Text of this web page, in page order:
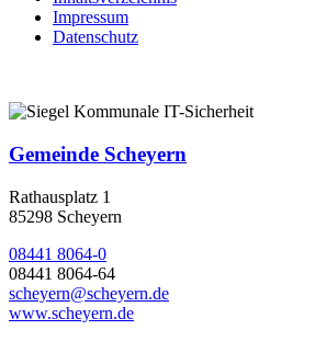
Impressum
Datenschutz
Gemeinde Scheyern
Rathausplatz 1
85298 Scheyern
08441 8064-0
08441 8064-64
scheyern@scheyern.de
www.scheyern.de